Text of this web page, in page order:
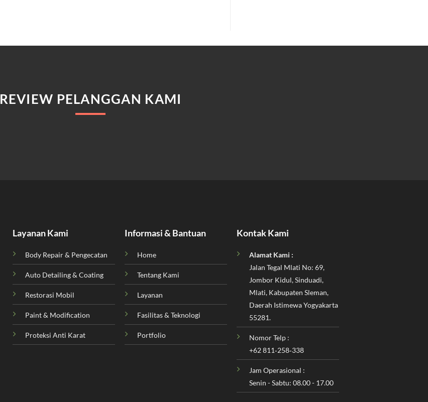
REVIEW PELANGGAN KAMI
Layanan Kami
Body Repair & Pengecatan
Auto Detailing & Coating
Restorasi Mobil
Paint & Modification
Proteksi Anti Karat
Informasi & Bantuan
Home
Tentang Kami
Layanan
Fasilitas & Teknologi
Portfolio
Kontak Kami
Alamat Kami :
Jalan Tegal Mlati No: 69,
Jombor Kidul, Sinduadi,
Mlati, Kabupaten Sleman,
Daerah Istimewa Yogyakarta
55281.
Nomor Telp :
‪+62 811‑258‑338‬
Jam Operasional :
Senin - Sabtu: 08.00 - 17.00